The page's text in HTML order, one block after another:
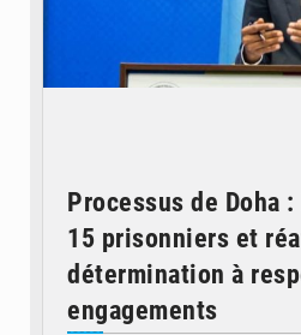
Processus de Doha
15 prisonniers et
détermination à
engagements